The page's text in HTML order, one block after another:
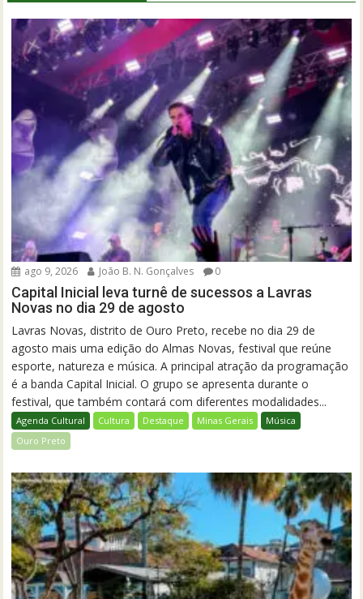
ago 9, 2026 João B. N. Gonçalves 0
Capital Inicial leva turnê de sucessos a Lavras
Novas no dia 29 de agosto
Lavras Novas, distrito de Ouro Preto, recebe no dia 29 de
agosto mais uma edição do Almas Novas, festival que reúne
esporte, natureza e música. A principal atração da programação
é a banda Capital Inicial. O grupo se apresenta durante o
festival, que também contará com diferentes modalidades...
Agenda Cultural Cultura Destaque Minas Gerais
Música
Ouro Preto